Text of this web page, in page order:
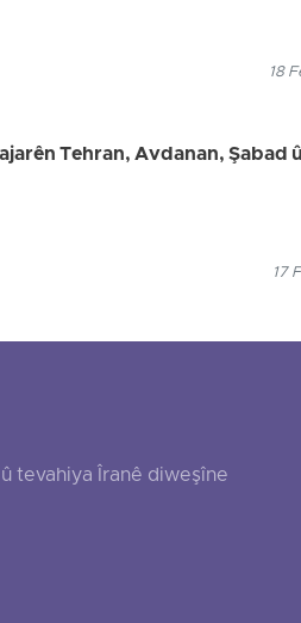
18
Tehran, Avdanan, Şabad
17
tevahiya Îranê diweşîne